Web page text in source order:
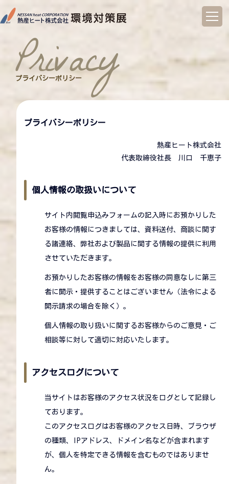
コ
ン
privacy
プライバシーポリシー
プライバシーポリシー
熱産ヒート株式会社
代表取締役社長 川口 千恵子
個人情報の取扱いについて
サイト内閲覧申込みフォームの記入時にお預かりした
お客様の情報につきましては、資料送付、商談に関す
る諸連絡、弊社および製品に関する情報の提供に利用
させていただきます。
お預かりしたお客様の情報をお客様の同意なしに第三
者に開示・提供することはございません（法令による
開示請求の場合を除く）。
個人情報の取り扱いに関するお客様からのご意見・ご
相談等に対して適切に対応いたします。
アクセスログについて
当サイトはお客様のアクセス状況をログとして記録し
ております。
このアクセスログはお客様のアクセス日時、ブラウザ
の種類、IPアドレス、ドメイン名などが含まれます
が、個人を特定できる情報を含むものではありませ
ん。